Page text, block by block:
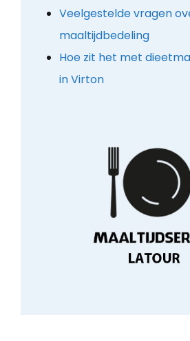
Veelgestelde vragen
maaltijdbedeling
Hoe zit het met
in Virton